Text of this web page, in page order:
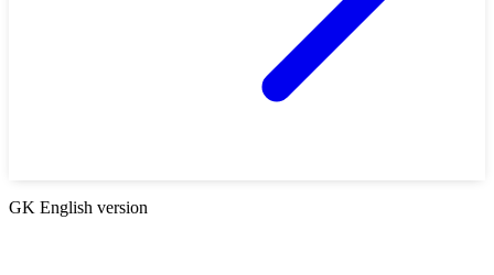
GK English version